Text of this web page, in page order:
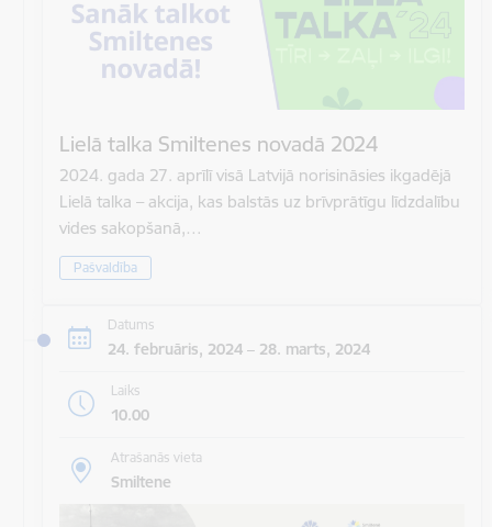
Lielā talka Smiltenes novadā 2024
2024. gada 27. aprīlī visā Latvijā norisināsies ikgadējā
Lielā talka – akcija, kas balstās uz brīvprātīgu līdzdalību
vides sakopšanā,…
Pašvaldība
Datums
24. februāris, 2024 – 28. marts, 2024
Laiks
10.00
Atrašanās vieta
Smiltene